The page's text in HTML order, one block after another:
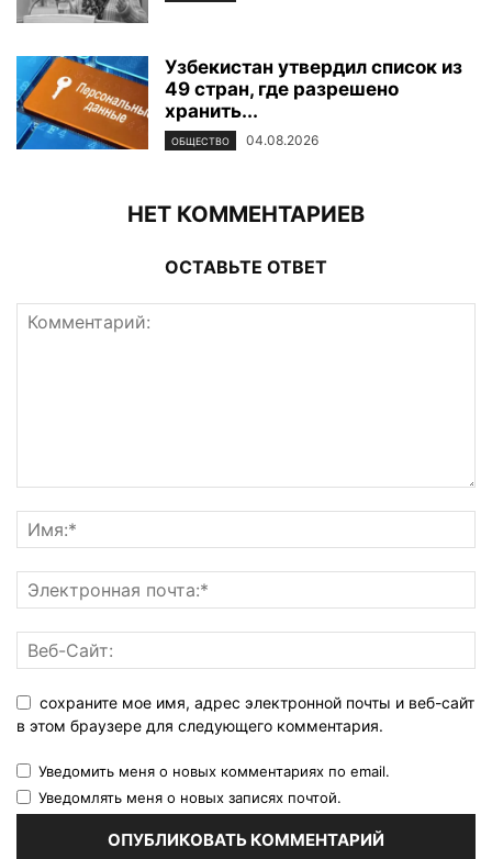
Узбекистан утвердил список из
49 стран, где разрешено
хранить...
ОБЩЕСТВО 04.08.2026
НЕТ КОММЕНТАРИЕВ
ОСТАВЬТЕ ОТВЕТ
сохраните мое имя, адрес электронной почты и веб-сайт
в этом браузере для следующего комментария.
Уведомить меня о новых комментариях по email.
Уведомлять меня о новых записях почтой.